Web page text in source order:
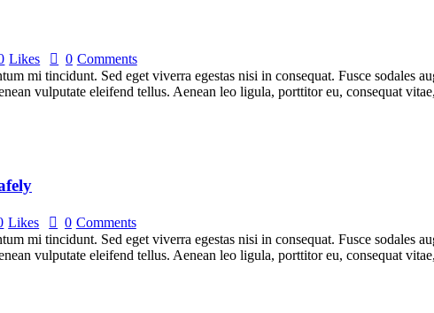
Likes 0 Comments
mi tincidunt. Sed eget viverra egestas nisi in consequat. Fusce sodales
vulputate eleifend tellus. Aenean leo ligula, porttitor eu, consequat
Likes 0 Comments
mi tincidunt. Sed eget viverra egestas nisi in consequat. Fusce sodales
vulputate eleifend tellus. Aenean leo ligula, porttitor eu, consequat